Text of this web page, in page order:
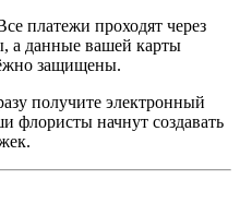
платежи проходят через
а данные вашей карты
защищены.
получите электронный
начнут создавать